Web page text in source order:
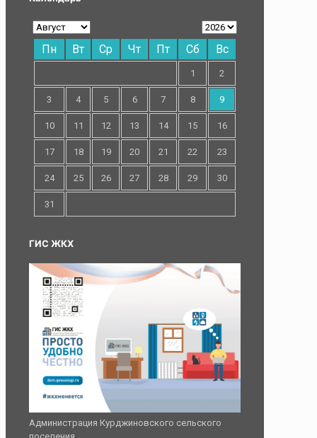
Пн Вт Ср Чт Пт Сб Вс
1 2
3 4 5 6 7 8 9
10 11 12 13 14 15 16
17 18 19 20 21 22 23
24 25 26 27 28 29 30
31
ГИС ЖКХ
Администрация Курджиновского сельского